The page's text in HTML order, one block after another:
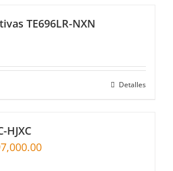
TE696LR-NXN
Detalles
HJXC